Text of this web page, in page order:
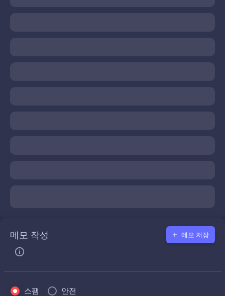
메모 작성 메모 저장
스팸 안전